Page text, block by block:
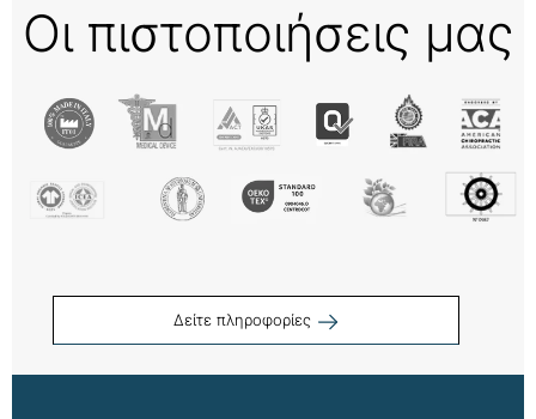
Οι πιστοποιήσεις μας
Δείτε πληροφορίες